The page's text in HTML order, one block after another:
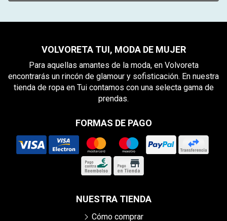
VOLVORETA TUI, MODA DE MUJER
Para aquellas amantes de la moda, en Volvoreta
encontrarás un rincón de glamour y sofisticación. En nuestra
tienda de ropa en Tui contamos con una selecta gama de
prendas.
FORMAS DE PAGO
NUESTRA TIENDA
Cómo comprar